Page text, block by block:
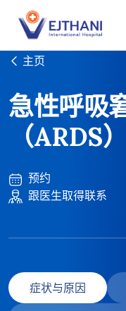
Skip to content
主页
急性呼吸
（ARDS）
预约
跟医生取得联系
症状与原因